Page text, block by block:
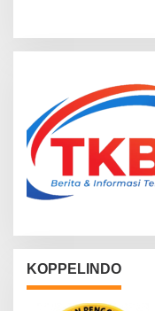
KOPPELINDO